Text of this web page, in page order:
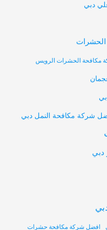
دبي
مكافحة الحشرات الرويس
شركة مكافحة النمل دبي
دبي
افضل شركة مكافحة حشرات